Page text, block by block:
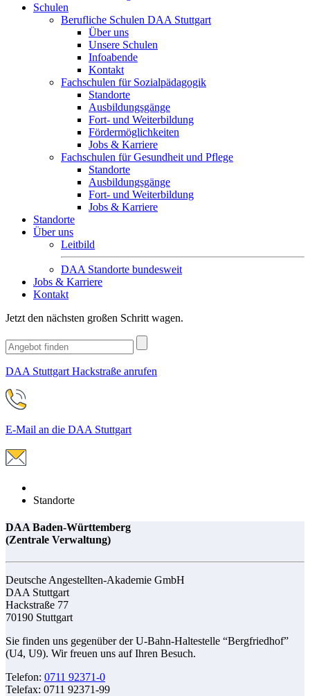
Schulen
Berufliche Schulen DAA Stuttgart
Über uns
Unsere Schulen
Infoabende
Kontakt
Fachschulen für Sozialpädagogik
Standorte
Ausbildungsgänge
Fort- und Weiterbildung
Fördermöglichkeiten
Jobs & Karriere
Fachschulen für Gesundheit und Pflege
Standorte
Ausbildungsgänge
Fort- und Weiterbildung
Jobs & Karriere
Standorte
Über uns
Leitbild
DAA Standorte bundesweit
Jobs & Karriere
Kontakt
Jetzt den nächsten großen Schritt wagen.
DAA Stuttgart Hackstraße anrufen
E-Mail an die DAA Stuttgart
Standorte
DAA Baden-Württemberg
(Zentrale Verwaltung)
Deutsche Angestellten-Akademie GmbH
DAA Stuttgart
Hackstraße 77
70190 Stuttgart
Sie finden uns gegenüber der U-Bahn-Haltestelle “Bergfriedhof”
(U4, U9). Wir freuen uns auf Ihren Besuch.
Telefon: 0711 92371-0
Telefax: 0711 92371-99